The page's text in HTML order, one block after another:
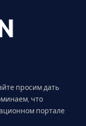
просим дать
что
портале